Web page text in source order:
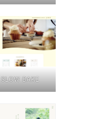
SLOW BAKE